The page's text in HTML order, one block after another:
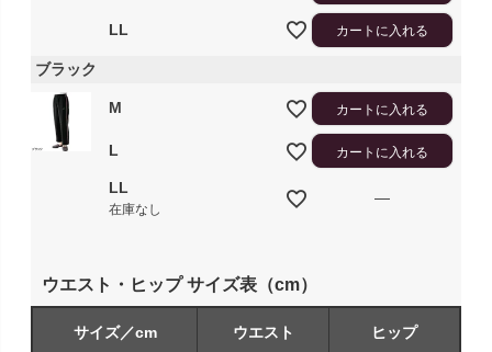
LL カートに入れる
ブラック
M カートに入れる
L カートに入れる
LL
在庫なし
—
ウエスト・ヒップ サイズ表（cm）
サイズ／cm ウエスト ヒップ